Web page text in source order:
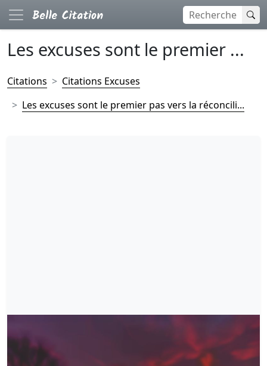
Les excuses sont le premier ...
Citations
Citations Excuses
Les excuses sont le premier pas vers la réconcili...